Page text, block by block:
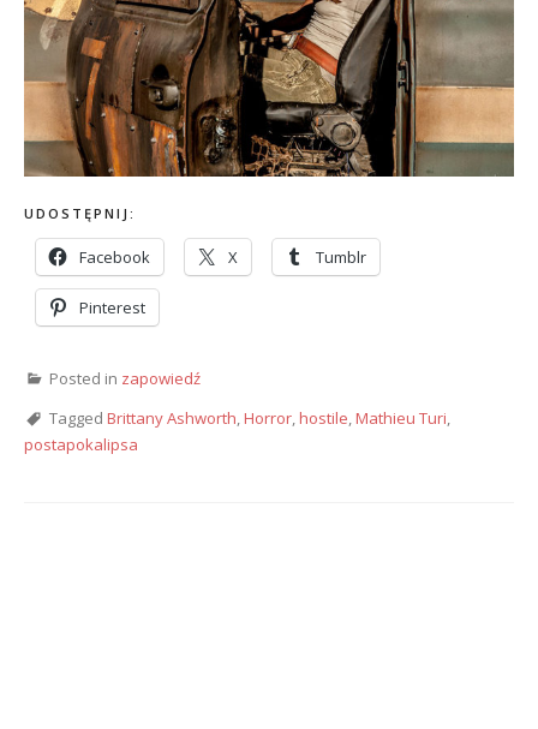
UDOSTĘPNIJ:
Facebook X Tumblr
Pinterest
Posted in zapowiedź
Tagged Brittany Ashworth,Horror,hostile,Mathieu Turi,
postapokalipsa